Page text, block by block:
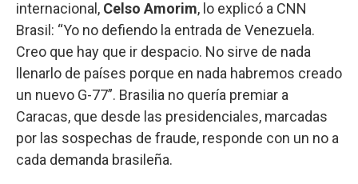
internacional, Celso Amorim, lo explicó a CNN
Brasil: “Yo no defiendo la entrada de Venezuela.
Creo que hay que ir despacio. No sirve de nada
llenarlo de países porque en nada habremos creado
un nuevo G-77”. Brasilia no quería premiar a
Caracas, que desde las presidenciales, marcadas
por las sospechas de fraude, responde con un no a
cada demanda brasileña.